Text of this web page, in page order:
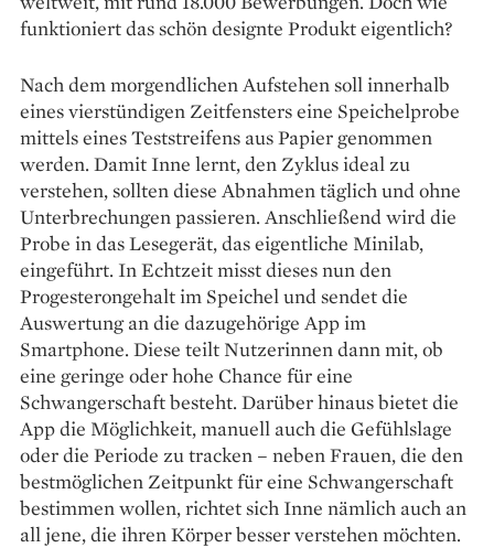
funktioniert das schön designte Produkt eigentlich?
Nach dem morgendlichen Aufstehen soll innerhalb
eines vierstündigen Zeitfensters eine Speichelprobe
mittels eines Teststreifens aus Papier genommen
werden. Damit Inne lernt, den Zyklus ideal zu
verstehen, sollten diese Abnahmen täglich und ohne
Unterbrechungen passieren. An­schließend wird die
Probe in das Lesegerät, das eigentliche Minilab,
eingeführt. In Echtzeit misst dieses nun den
Progesterongehalt im Speichel und sendet die
Auswertung an die dazugehörige App im
Smartphone. Diese teilt Nutzerinnen dann mit, ob
eine geringe oder hohe Chance für eine
Schwangerschaft besteht. Darüber hinaus bietet die
App die Möglichkeit, manuell auch die Gefühlslage
oder die Periode zu tracken – neben Frauen, die den
­bestmöglichen Zeitpunkt für eine Schwangerschaft
bestimmen wollen, richtet sich Inne nämlich auch an
all jene, die ihren Körper besser verstehen möchten.